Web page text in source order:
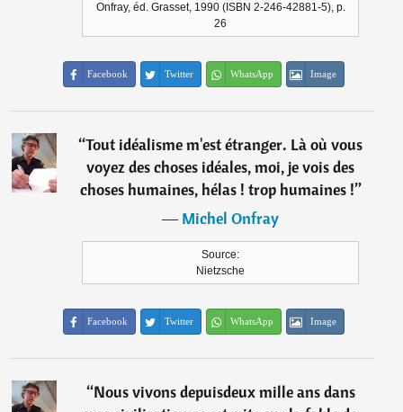
Onfray, éd. Grasset, 1990 (ISBN 2-246-42881-5), p.
26
Facebook Twitter WhatsApp Image
“Tout idéalisme m'est étranger. Là où vous
voyez des choses idéales, moi, je vois des
choses humaines, hélas ! trop humaines !”
―Michel Onfray
Source:
Nietzsche
Facebook Twitter WhatsApp Image
“Nous vivons depuisdeux mille ans dans